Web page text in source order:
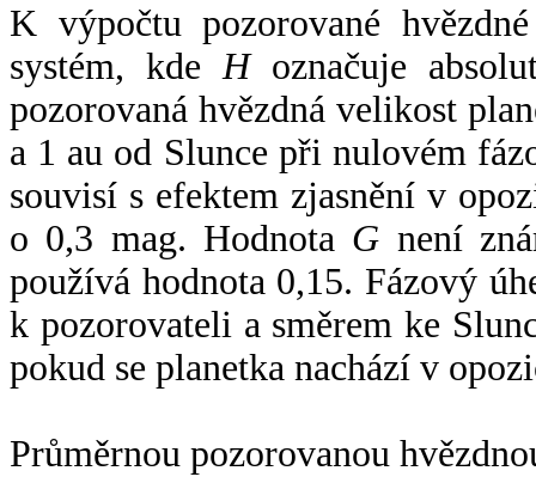
K výpočtu pozorované
systém, kde Hoznačuje
pozorovaná hvězdná velikost
a 1 au od Slunce při nulovém
souvisí s efektem zjasnění v
o 0,3 mag. Hodnota G není
používá hodnota 0,15. Fázový
k pozorovateli a směrem ke
pokud se planetka nachází v
Průměrnou pozorovanou